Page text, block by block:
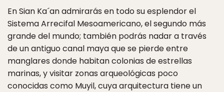
En Sian Ka´an admirarás en todo su esplendor el
Sistema Arrecifal Mesoamericano, el segundo más
grande del mundo; también podrás nadar a través
de un antiguo canal maya que se pierde entre
manglares donde habitan colonias de estrellas
marinas, y visitar zonas arqueológicas poco
conocidas como Muyil, cuya arquitectura tiene un